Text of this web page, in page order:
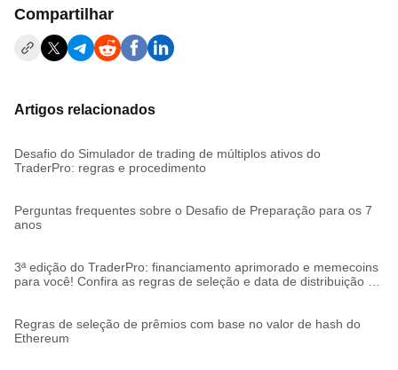
Compartilhar
Artigos relacionados
Desafio do Simulador de trading de múltiplos ativos do
TraderPro: regras e procedimento
Perguntas frequentes sobre o Desafio de Preparação para os 7
anos
3ª edição do TraderPro: financiamento aprimorado e memecoins
para você! Confira as regras de seleção e data de distribuição de
Regras de seleção de prêmios com base no valor de hash do
Ethereum